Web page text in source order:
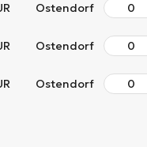
Ostendorf
Ostendorf
Ostendorf